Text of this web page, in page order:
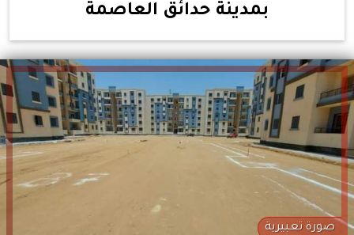
بمدينة حدائق العاصمة
صورة تعبيرية